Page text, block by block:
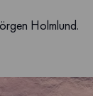
Holmlund.